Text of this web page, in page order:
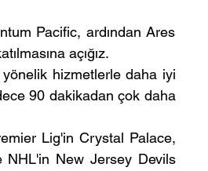
Pacific, ardından Ares
açığız.
hizmetlerle daha iyi
90 dakikadan çok daha
Lig'in Crystal Palace,
NHL'in New Jersey Devils